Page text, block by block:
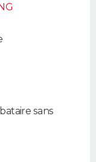
sans